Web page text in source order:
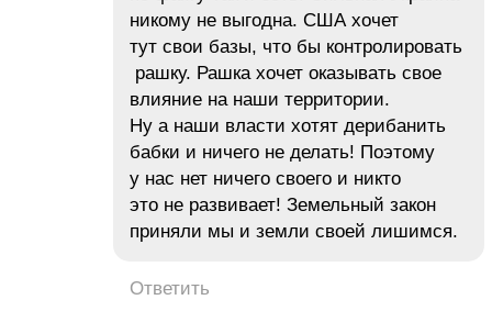
никому не выгодна. США хочет
тут свои базы, что бы контролировать
рашку. Рашка хочет оказывать свое
влияние на наши территории.
Ну а наши власти хотят дерибанить
бабки и ничего не делать! Поэтому
у нас нет ничего своего и никто
это не развивает! Земельный закон
приняли мы и земли своей лишимся.
Ответить